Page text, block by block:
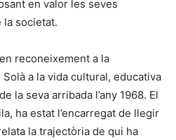
en valor les seves
la societat.
reconeixement a la
a la vida cultural, educativa
la seva arribada l’any 1968. El
ha estat l’encarregat de llegir
la trajectòria de qui ha